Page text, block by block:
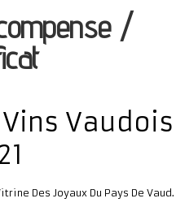
/
Vaudois
Des Joyaux Du Pays De Vaud.